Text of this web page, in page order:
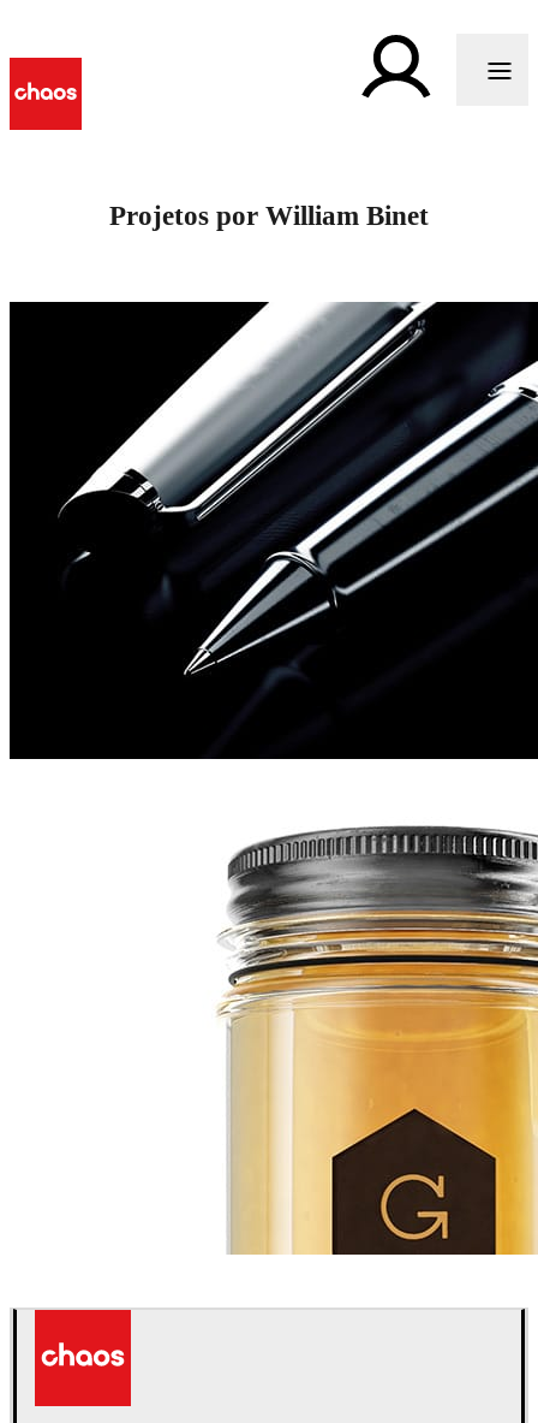
Projetos por William Binet